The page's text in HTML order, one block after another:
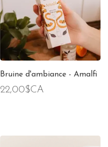
Bruine d'ambiance - Amalfi
22,00$CA